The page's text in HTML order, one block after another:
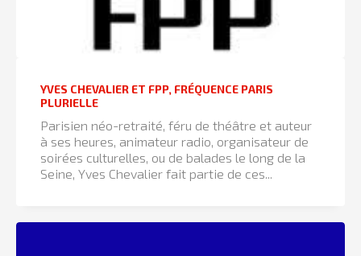
YVES CHEVALIER ET FPP, FRÉQUENCE PARIS
PLURIELLE
Parisien néo-retraité, féru de théâtre et auteur
à ses heures, animateur radio, organisateur de
soirées culturelles, ou de balades le long de la
Seine, Yves Chevalier fait partie de ces...